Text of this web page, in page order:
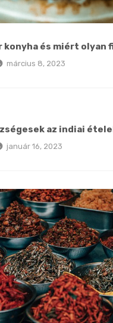
konyha és miért olyan
március 8, 2023
az indiai
január 16, 2023